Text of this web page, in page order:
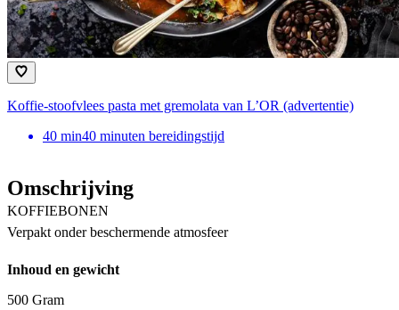
Koffie-stoofvlees pasta met gremolata van L’OR (advertentie)
40 min40 minuten bereidingstijd
Omschrijving
KOFFIEBONEN
Verpakt onder beschermende atmosfeer
Inhoud en gewicht
500 Gram